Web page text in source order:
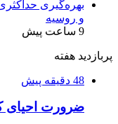
بهره‌گیری
و روسیه
9 ساعت پیش
پربازدید هفته
48 دقیقه پیش
ضرورت احیای